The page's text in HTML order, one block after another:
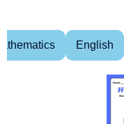
English